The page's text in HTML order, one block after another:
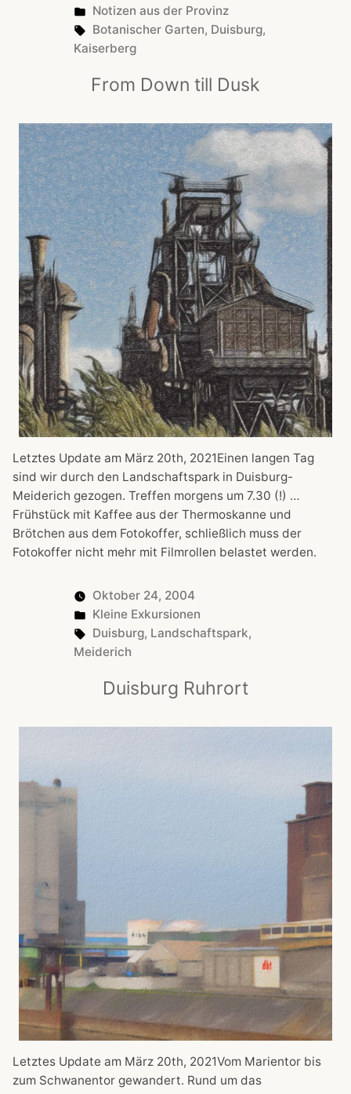
Posted
in
Notizen aus der Provinz
Tags:
Botanischer Garten, Duisburg,
Kaiserberg
From Down till Dusk
Letztes Update am März 20th, 2021Einen langen Tag
sind wir durch den Landschaftspark in Duisburg-
Meiderich gezogen. Treffen morgens um 7.30 (!) …
Frühstück mit Kaffee aus der Thermoskanne und
Brötchen aus dem Fotokoffer, schließlich muss der
Fotokoffer nicht mehr mit Filmrollen belastet werden.
Oktober 24, 2004
Posted
in
Kleine Exkursionen
Tags:
Duisburg, Landschaftspark,
Meiderich
Duisburg Ruhrort
Letztes Update am März 20th, 2021Vom Marientor bis
zum Schwanentor gewandert. Rund um das